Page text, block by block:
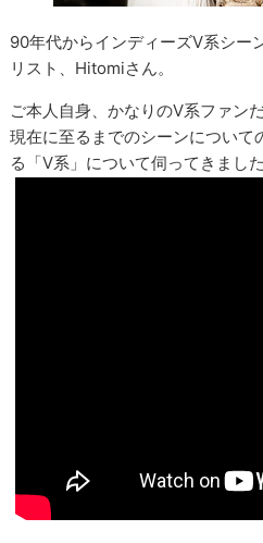
90年代からインディーズV系シー
リスト、Hitomiさん。
ご本人自身、かなりのV系ファン
現在に至るまでのシーンについて
る「V系」について伺ってきました